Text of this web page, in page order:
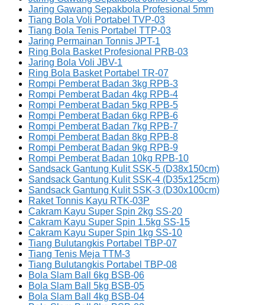
Jaring Gawang Sepakbola Profesional 5mm
Tiang Bola Voli Portabel TVP-03
Tiang Bola Tenis Portabel TTP-03
Jaring Permainan Tonnis JPT-1
Ring Bola Basket Profesional PRB-03
Jaring Bola Voli JBV-1
Ring Bola Basket Portabel TR-07
Rompi Pemberat Badan 3kg RPB-3
Rompi Pemberat Badan 4kg RPB-4
Rompi Pemberat Badan 5kg RPB-5
Rompi Pemberat Badan 6kg RPB-6
Rompi Pemberat Badan 7kg RPB-7
Rompi Pemberat Badan 8kg RPB-8
Rompi Pemberat Badan 9kg RPB-9
Rompi Pemberat Badan 10kg RPB-10
Sandsack Gantung Kulit SSK-5 (D38x150cm)
Sandsack Gantung Kulit SSK-4 (D35x125cm)
Sandsack Gantung Kulit SSK-3 (D30x100cm)
Raket Tonnis Kayu RTK-03P
Cakram Kayu Super Spin 2kg SS-20
Cakram Kayu Super Spin 1.5kg SS-15
Cakram Kayu Super Spin 1kg SS-10
Tiang Bulutangkis Portabel TBP-07
Tiang Tenis Meja TTM-3
Tiang Bulutangkis Portabel TBP-08
Bola Slam Ball 6kg BSB-06
Bola Slam Ball 5kg BSB-05
Bola Slam Ball 4kg BSB-04